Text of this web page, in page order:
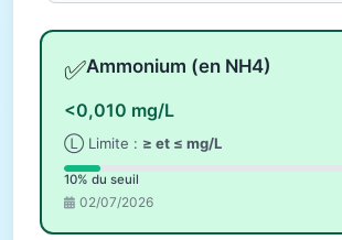
✅Ammonium (en NH4)
<0,010 mg/L
Ⓛ Limite : ≥ et ≤ mg/L
10% du seuil
02/07/2026